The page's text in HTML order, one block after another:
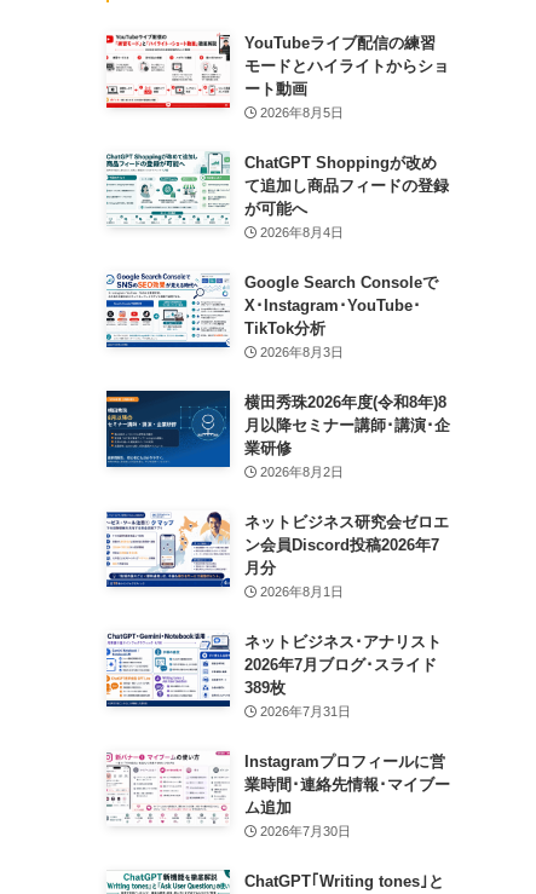
YouTubeライブ配信の練習
モードとハイライトからショ
ート動画
2026年8月5日
ChatGPT Shoppingが改め
て追加し商品フィードの登録
が可能へ
2026年8月4日
Google Search Consoleで
X･Instagram･YouTube･
TikTok分析
2026年8月3日
横田秀珠2026年度(令和8年)8
月以降セミナー講師･講演･企
業研修
2026年8月2日
ネットビジネス研究会ゼロエ
ン会員Discord投稿2026年7
月分
2026年8月1日
ネットビジネス･アナリスト
2026年7月ブログ･スライド
389枚
2026年7月31日
Instagramプロフィールに営
業時間･連絡先情報･マイブー
ム追加
2026年7月30日
ChatGPT｢Writing tones｣と